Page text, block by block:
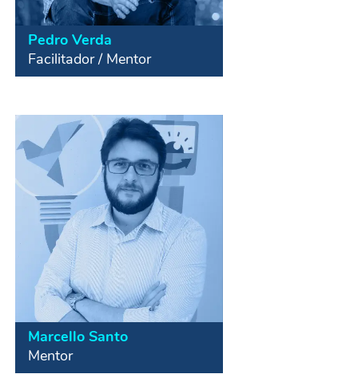
Cofundador da Verda e da Motirô.
colaborativo e aprendizagem através
da resolução de problemáticas
sociais. Foi Diretor Educacional do
Porto Social, além de Speaker do
TEDx.
Pedro Verda
Facilitador / Mentor
Empreendedor social, gestor de
Marcello Santo
Mentor